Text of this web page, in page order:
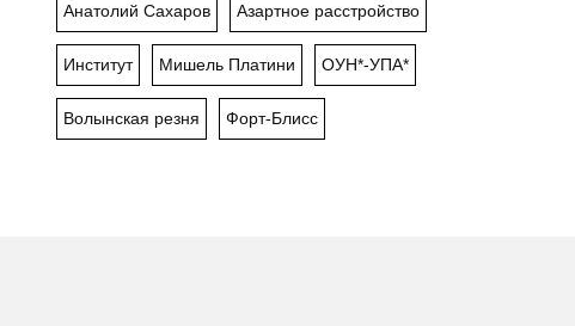
Анатолий Сахаров Азартное расстройство
Институт Мишель Платини ОУН*-УПА*
Волынская резня Форт-Блисс